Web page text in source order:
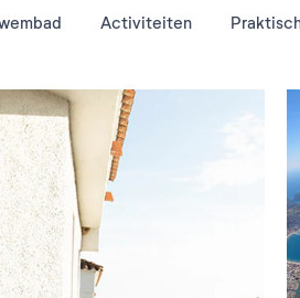
Activiteiten